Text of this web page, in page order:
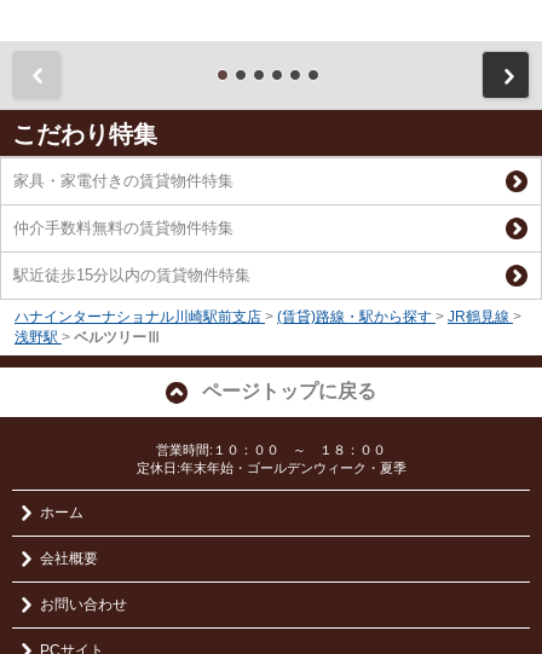
こだわり特集
家具・家電付きの賃貸物件特集
仲介手数料無料の賃貸物件特集
駅近徒歩15分以内の賃貸物件特集
ハナインターナショナル川崎駅前支店 > (賃貸)路線・駅から探す > JR鶴見線 >
浅野駅 > ベルツリーⅢ
ページトップに戻る
営業時間:１０：００ ～ １８：００
定休日:年末年始・ゴールデンウィーク・夏季
ホーム
会社概要
お問い合わせ